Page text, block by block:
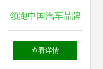
领跑中国汽车品牌
长安汽车11月销量
查看详情